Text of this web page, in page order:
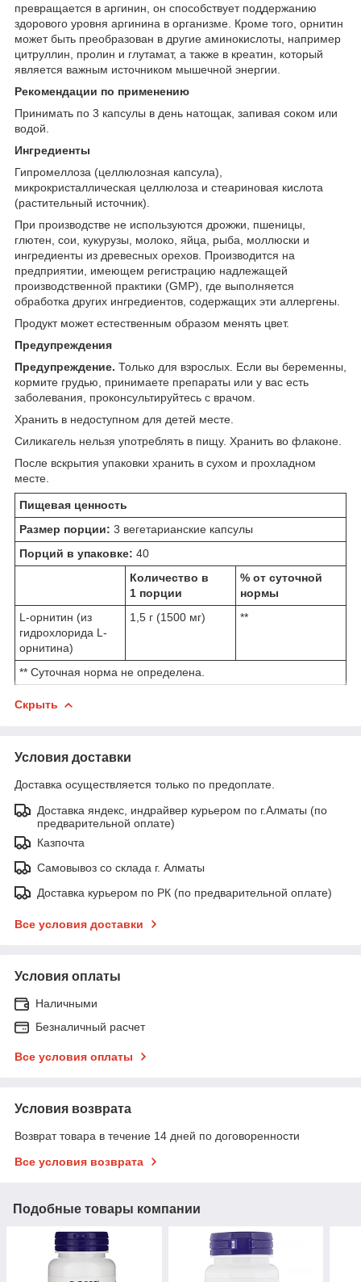
превращается в аргинин, он способствует поддержанию
здорового уровня аргинина в организме. Кроме того, орнитин
может быть преобразован в другие аминокислоты, например
цитруллин, пролин и глутамат, а также в креатин, который
является важным источником мышечной энергии.
Рекомендации по применению
Принимать по 3 капсулы в день натощак, запивая соком или
водой.
Ингредиенты
Гипромеллоза (целлюлозная капсула),
микрокристаллическая целлюлоза и стеариновая кислота
(растительный источник).
При производстве не используются дрожжи, пшеницы,
глютен, сои, кукурузы, молоко, яйца, рыба, моллюски и
ингредиенты из древесных орехов. Производится на
предприятии, имеющем регистрацию надлежащей
производственной практики (GMP), где выполняется
обработка других ингредиентов, содержащих эти аллергены.
Продукт может естественным образом менять цвет.
Предупреждения
Предупреждение. Только для взрослых. Если вы беременны,
кормите грудью, принимаете препараты или у вас есть
заболевания, проконсультируйтесь с врачом.
Хранить в недоступном для детей месте.
Силикагель нельзя употреблять в пищу. Хранить во флаконе.
После вскрытия упаковки хранить в сухом и прохладном
месте.
Пищевая ценность
Размер порции: 3 вегетарианские капсулы
Порций в упаковке: 40
Количество в
1 порции
% от суточной
нормы
L-орнитин (из
гидрохлорида L-
орнитина)
1,5 г (1500 мг) **
** Суточная норма не определена.
Скрыть
Условия доставки
Доставка осуществляется только по предоплате.
Доставка яндекс, индрайвер курьером по г.Алматы (по
предварительной оплате)
Казпочта
Самовывоз со склада г. Алматы
Доставка курьером по РК (по предварительной оплате)
Все условия доставки
Условия оплаты
Наличными
Безналичный расчет
Все условия оплаты
Условия возврата
Возврат товара в течение 14 дней по договоренности
Все условия возврата
Подобные товары компании